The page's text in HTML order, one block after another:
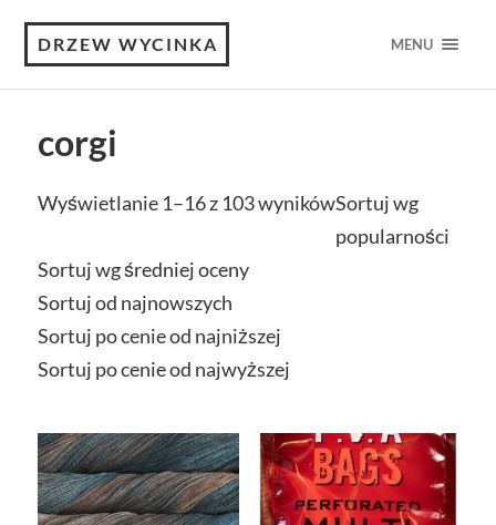
DRZEW WYCINKA MENU
corgi
Wyświetlanie 1–16 z 103 wynikówSortuj wg
popularności
Sortuj wg średniej oceny
Sortuj od najnowszych
Sortuj po cenie od najniższej
Sortuj po cenie od najwyższej